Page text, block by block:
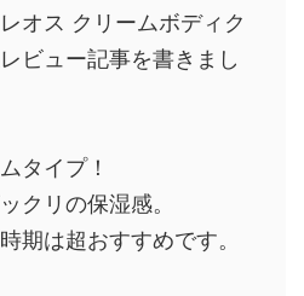
オス クリームボディク
ビュー記事を書きまし
タイプ！
クリの保湿感。
期は超おすすめです。